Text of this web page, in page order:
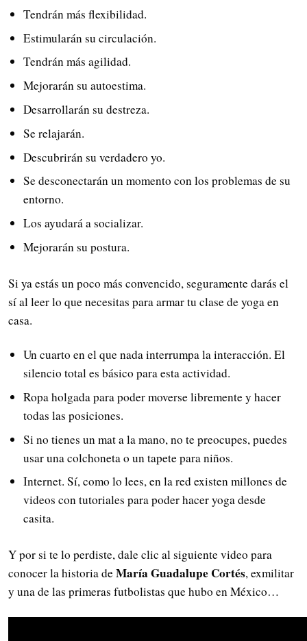
Tendrán más flexibilidad.
Estimularán su circulación.
Tendrán más agilidad.
Mejorarán su autoestima.
Desarrollarán su destreza.
Se relajarán.
Descubrirán su verdadero yo.
Se desconectarán un momento con los problemas de su
entorno.
Los ayudará a socializar.
Mejorarán su postura.
Si ya estás un poco más convencido, seguramente darás el
sí al leer lo que necesitas para armar tu clase de yoga en
casa.
Un cuarto en el que nada interrumpa la interacción. El
silencio total es básico para esta actividad.
Ropa holgada para poder moverse libremente y hacer
todas las posiciones.
Si no tienes un mat a la mano, no te preocupes, puedes
usar una colchoneta o un tapete para niños.
Internet. Sí, como lo lees, en la red existen millones de
videos con tutoriales para poder hacer yoga desde
casita.
Y por si te lo perdiste, dale clic al siguiente video para
conocer la historia deMaría Guadalupe Cortés, exmilitar
y una de las primeras futbolistas que hubo en México…